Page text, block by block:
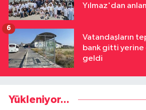
Yılmaz'dan
Vatandaşların
bank gitti yerine
geldi
6
Yükleniyor...